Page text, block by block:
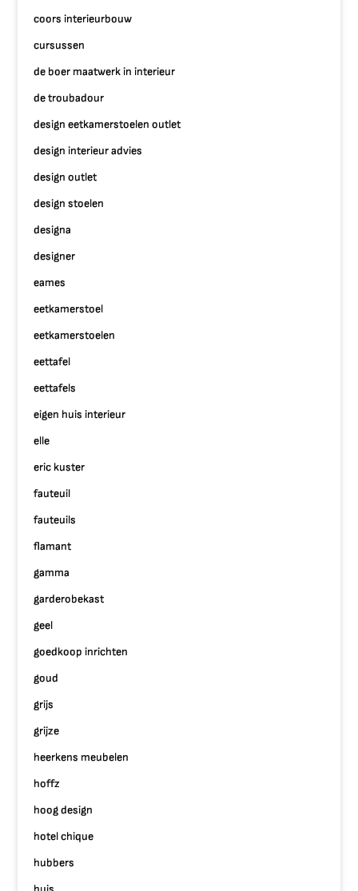
coors interieurbouw
cursussen
de boer maatwerk in interieur
de troubadour
design eetkamerstoelen outlet
design interieur advies
design outlet
design stoelen
designa
designer
eames
eetkamerstoel
eetkamerstoelen
eettafel
eettafels
eigen huis interieur
elle
eric kuster
fauteuil
fauteuils
flamant
gamma
garderobekast
geel
goedkoop inrichten
goud
grijs
grijze
heerkens meubelen
hoffz
hoog design
hotel chique
hubbers